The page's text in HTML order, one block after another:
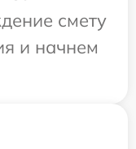
смету
и начнем